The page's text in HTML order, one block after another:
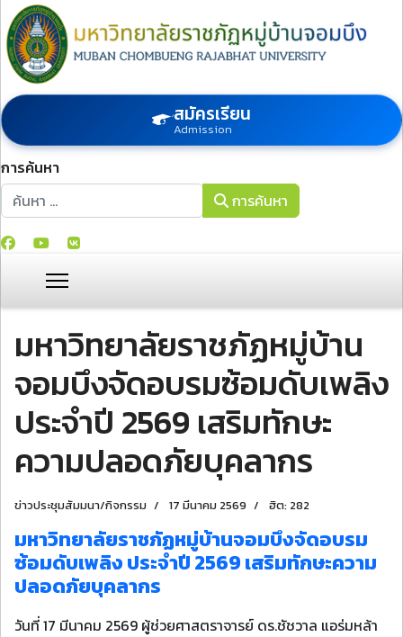
สมัครเรียน
Admission
การค้นหา
การค้นหา
การค้นหา
มหาวิทยาลัยราชภัฏหมู่บ้าน
จอมบึงจัดอบรมซ้อมดับเพลิง
ประจำปี 2569 เสริมทักษะ
ความปลอดภัยบุคลากร
ข่าวประชุมสัมมนา/กิจกรรม 17 มีนาคม 2569 ฮิต: 282
มหาวิทยาลัยราชภัฏหมู่บ้านจอมบึงจัดอบรม
ซ้อมดับเพลิง ประจำปี 2569 เสริมทักษะความ
ปลอดภัยบุคลากร
วันที่ 17 มีนาคม 2569 ผู้ช่วยศาสตราจารย์ ดร.ชัชวาล แอร่มหล้า